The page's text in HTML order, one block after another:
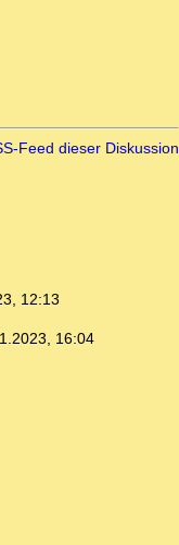
Feed dieser Diskussion
12:13
16:04